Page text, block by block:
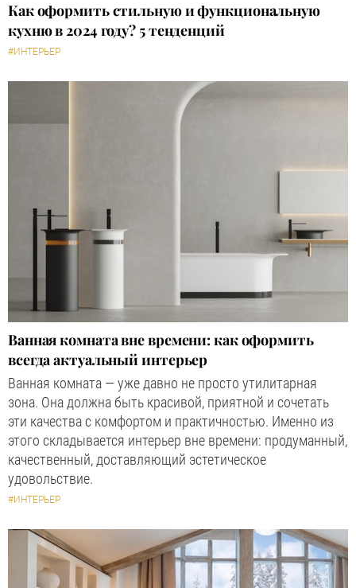
Как оформить стильную и функциональную
кухню в 2024 году? 5 тенденций
#ИНТЕРЬЕР
Ванная комната вне времени: как оформить
всегда актуальный интерьер
Ванная комната — уже давно не просто утилитарная
зона. Она должна быть красивой, приятной и сочетать
эти качества с комфортом и практичностью. Именно из
этого складывается интерьер вне времени: продуманный,
качественный, доставляющий эстетическое
удовольствие.
#ИНТЕРЬЕР